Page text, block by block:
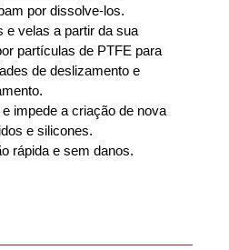
por dissolve-los.
e velas a partir da sua
partículas de PTFE para
de deslizamento e
impede a criação de nova
e silicones.
rápida e sem danos.